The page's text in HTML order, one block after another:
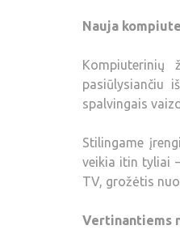
Nauja
Kompiuterinių
pasiūlysiančiu
spalvingais
Stilingame
veikia itin tyliai
TV, grožėtis
Vertinantiems